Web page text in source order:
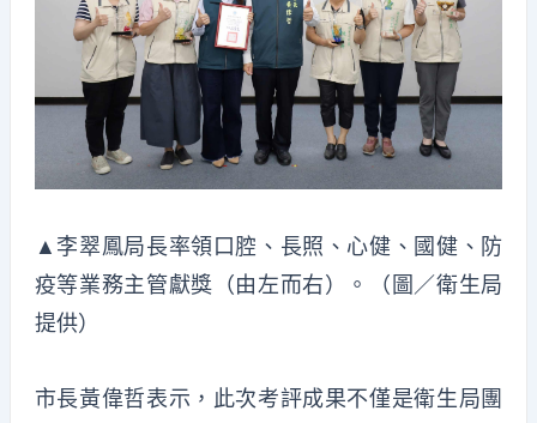
▲李翠鳳局長率領口腔、長照、心健、國健、防
疫等業務主管獻獎（由左而右）。（圖／衛生局
提供）
市長黃偉哲表示，此次考評成果不僅是衛生局團